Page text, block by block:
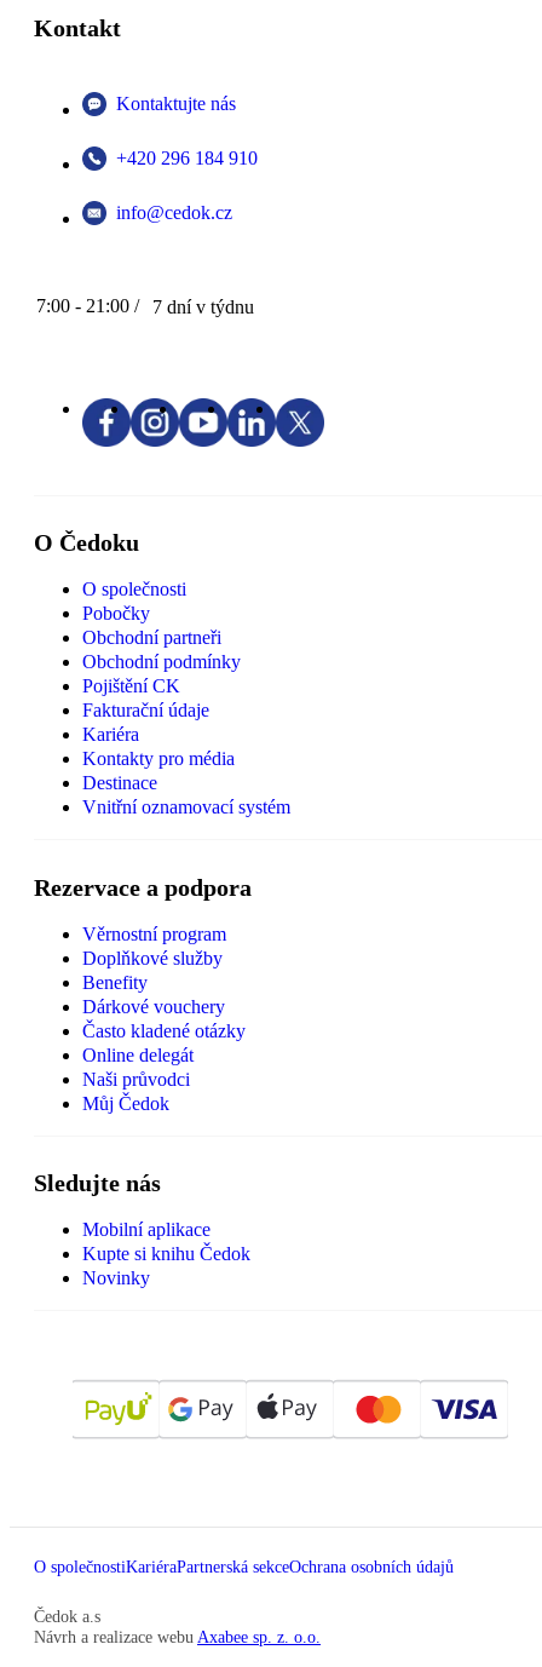
Kontakt
Kontaktujte nás
+420 296 184 910
info@cedok.cz
7:00 - 21:00 / 7 dní v týdnu
O Čedoku
O společnosti
Pobočky
Obchodní partneři
Obchodní podmínky
Pojištění CK
Fakturační údaje
Kariéra
Kontakty pro média
Destinace
Vnitřní oznamovací systém
Rezervace a podpora
Věrnostní program
Doplňkové služby
Benefity
Dárkové vouchery
Často kladené otázky
Online delegát
Naši průvodci
Můj Čedok
Sledujte nás
Mobilní aplikace
Kupte si knihu Čedok
Novinky
O společnostiKariéraPartnerská sekceOchrana osobních údajů
Čedok a.s
Návrh a realizace webu Axabee sp. z. o.o.